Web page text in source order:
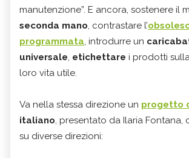
manutenzione”. E ancora, sostenere il
seconda mano, contrastare l’
programmata, introdurre un
universale, etichettare i prodotti
loro vita utile.
Va nella stessa direzione un progetto
italiano, presentato da Ilaria Fontana,
su diverse direzioni: